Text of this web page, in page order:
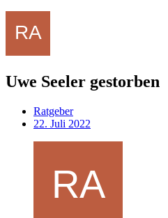
Uwe Seeler gestorben
Ratgeber
22. Juli 2022